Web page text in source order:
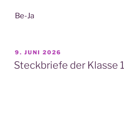
Be-Ja
VERÖFFENTLICHT
AM
9. JUNI 2026
Steckbriefe der Klasse